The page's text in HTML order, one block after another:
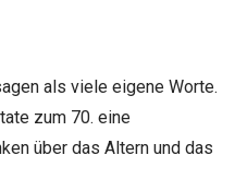
als viele eigene Worte.
zum 70. eine
über das Altern und das